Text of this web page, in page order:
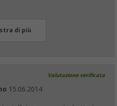
di più
Valutazione verificata
15.06.2014